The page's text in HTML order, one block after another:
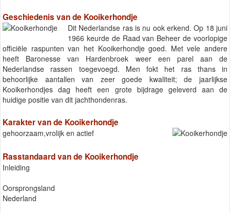
Geschiedenis van de Kooikerhondje
Dit Nederlandse ras is nu ook erkend. Op 18 juni
1966 keurde de Raad van Beheer de voorlopige
officiële raspunten van het Kooikerhondje goed. Met vele andere
heeft Baronesse van Hardenbroek weer een parel aan de
Nederlandse rassen toegevoegd. Men fokt het ras thans in
behoorlijke aantallen van zeer goede kwaliteit; de jaarlijkse
Kooikerhondjes dag heeft een grote bijdrage geleverd aan de
huidige positie van dit jachthondenras.
Karakter van de Kooikerhondje
gehoorzaam,vrolijk en actief
Rasstandaard van de Kooikerhondje
Inleiding
Oorsprongsland
Nederland